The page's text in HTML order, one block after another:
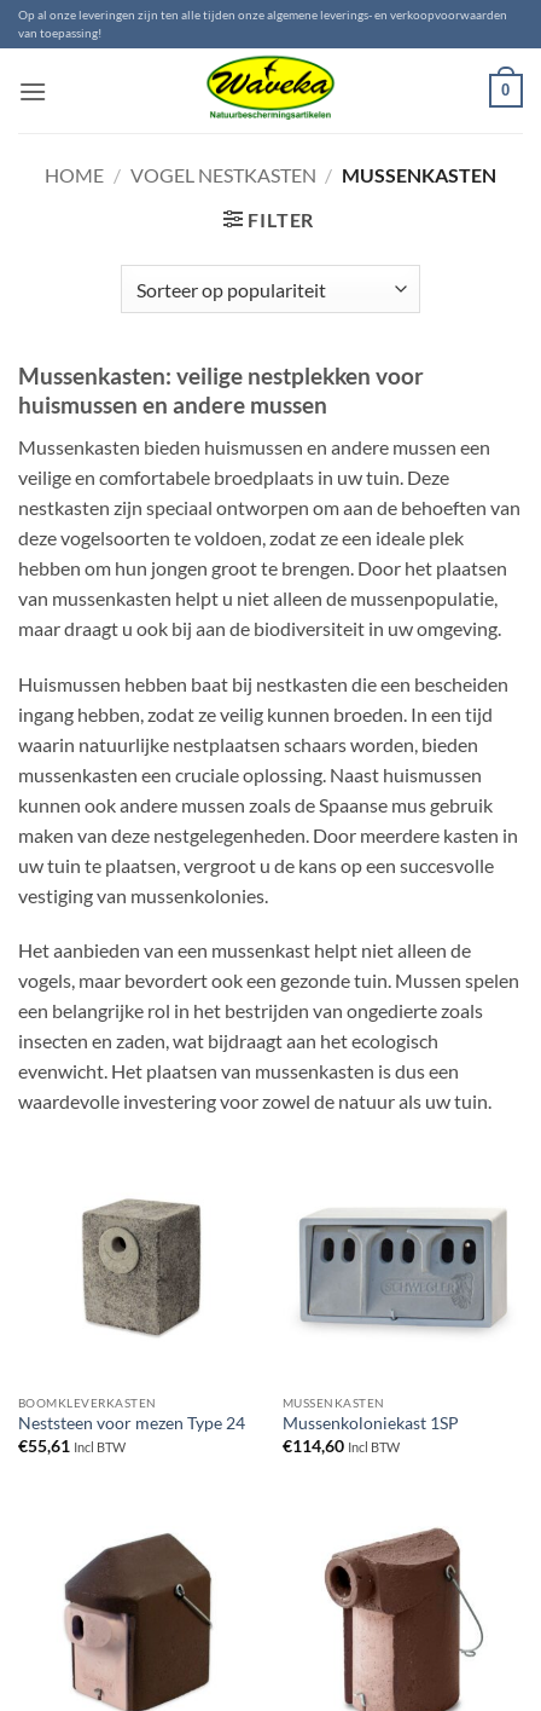
Ga
naar
Op al onze leveringen zijn ten alle tijden onze algemene leverings- en verkoopvoorwaarden
van toepassing!
0
HOME / VOGEL NESTKASTEN / MUSSENKASTEN
FILTER
Mussenkasten: veilige nestplekken voor
huismussen en andere mussen
Mussenkasten bieden huismussen en andere mussen een
veilige en comfortabele broedplaats in uw tuin. Deze
nestkasten zijn speciaal ontworpen om aan de behoeften van
deze vogelsoorten te voldoen, zodat ze een ideale plek
hebben om hun jongen groot te brengen. Door het plaatsen
van mussenkasten helpt u niet alleen de mussenpopulatie,
maar draagt u ook bij aan de biodiversiteit in uw omgeving.
Huismussen hebben baat bij nestkasten die een bescheiden
ingang hebben, zodat ze veilig kunnen broeden. In een tijd
waarin natuurlijke nestplaatsen schaars worden, bieden
mussenkasten een cruciale oplossing. Naast huismussen
kunnen ook andere mussen zoals de Spaanse mus gebruik
maken van deze nestgelegenheden. Door meerdere kasten in
uw tuin te plaatsen, vergroot u de kans op een succesvolle
vestiging van mussenkolonies.
Het aanbieden van een mussenkast helpt niet alleen de
vogels, maar bevordert ook een gezonde tuin. Mussen spelen
een belangrijke rol in het bestrijden van ongedierte zoals
insecten en zaden, wat bijdraagt aan het ecologisch
evenwicht. Het plaatsen van mussenkasten is dus een
waardevolle investering voor zowel de natuur als uw tuin.
BOOMKLEVERKASTEN
Neststeen voor mezen Type 24
€55,61 Incl BTW
MUSSENKASTEN
Mussenkoloniekast 1SP
€114,60 Incl BTW